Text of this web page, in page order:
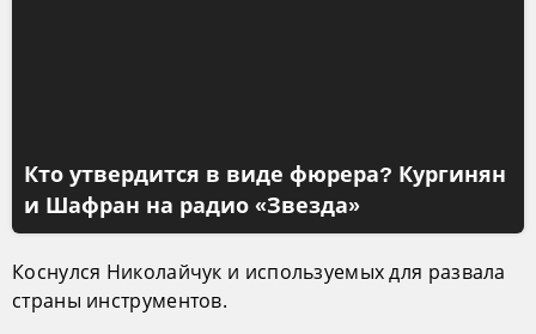
Кто утвердится в виде фюрера? Кургинян
и Шафран на радио «Звезда»
Коснулся Николайчук и используемых для развала
страны инструментов.